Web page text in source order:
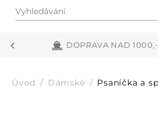
Vyhledávání
DOPRAVA NAD
Úvod Dámské Psaníčka a